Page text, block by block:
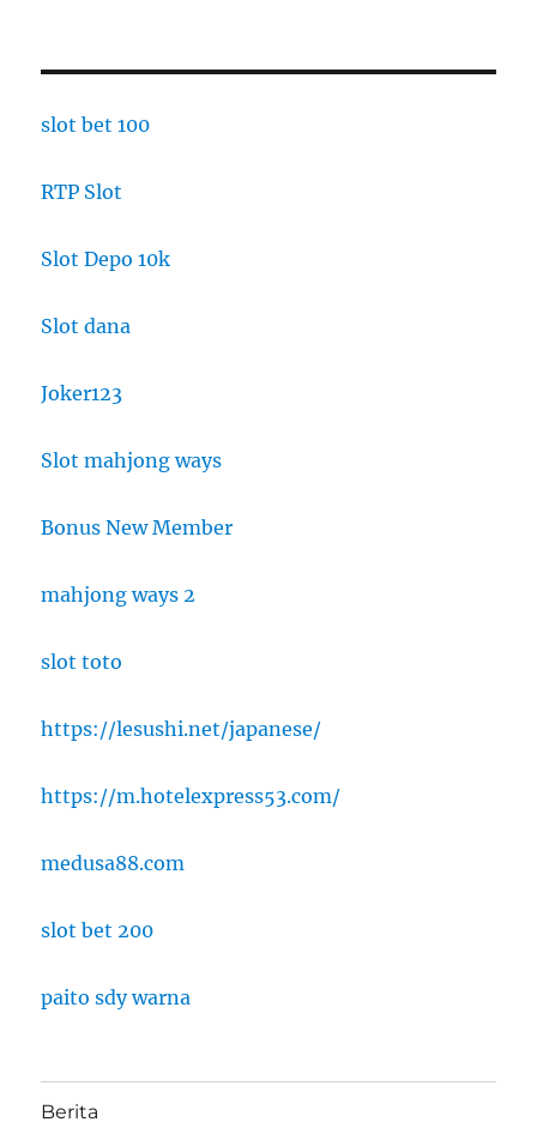
slot bet 100
RTP Slot
Slot Depo 10k
Slot dana
Joker123
Slot mahjong ways
Bonus New Member
mahjong ways 2
slot toto
https://lesushi.net/japanese/
https://m.hotelexpress53.com/
medusa88.com
slot bet 200
paito sdy warna
Berita